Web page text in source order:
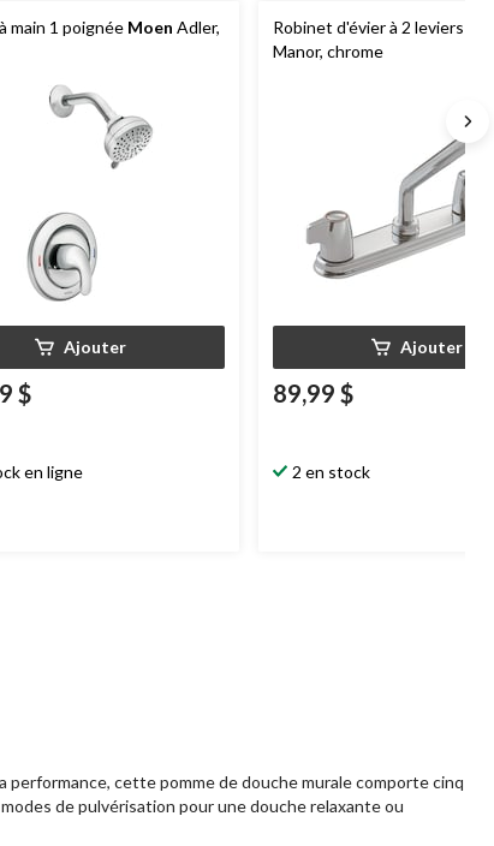
main 1 poignée Moen Adler,
Ajouter
$
en ligne
Robinet d'évier à 2 leviers
Manor, chrome
Ajouter
89,99 $
2 en stock
cette pomme de douche murale comporte cinq
de pulvérisation pour une douche relaxante ou